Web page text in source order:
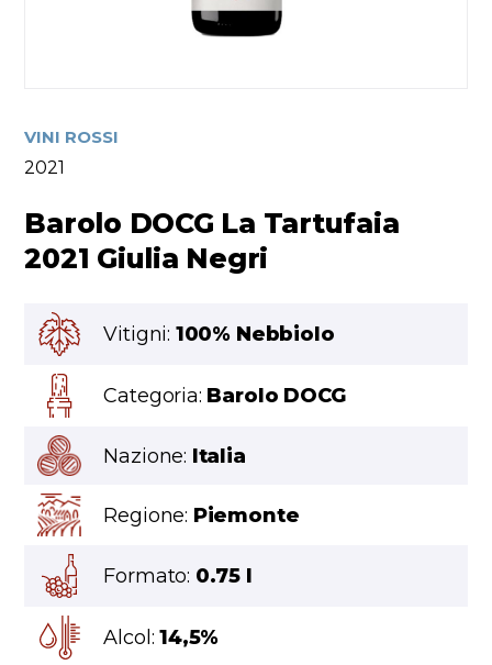
VINI ROSSI
2021
Barolo DOCG La Tartufaia
2021 Giulia Negri
Vitigni: 100% Nebbiolo
Categoria: Barolo DOCG
Nazione: Italia
Regione: Piemonte
Formato: 0.75 l
Alcol:14,5%